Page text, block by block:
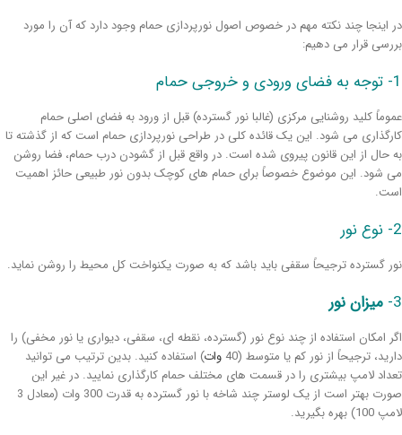
اینجا چند نکته مهم در خصوص اصول نورپردازی حمام وجود دارد که آن را مورد
قرار می دهیم:
کلید روشنایی مرکزی (غالبا نور گسترده) قبل از ورود به فضای اصلی حمام
می شود. این یک قائده کلی در طراحی نورپردازی حمام است که از گذشته تا
حال از این قانون پیروی شده است. در واقع قبل از گشودن درب حمام، فضا روشن
شود. این موضوع خصوصاً برای حمام های کوچک بدون نور طبیعی حائز اهمیت
گسترده ترجیحاً سقفی باید باشد که به صورت یکنواخت کل محیط را روشن نماید.
میزان نور
امکان استفاده از چند نوع نور (گسترده، نقطه ای، سقفی، دیواری یا نور مخفی) را
ترجیحاً از نور کم یا متوسط (40
وات) استفاده کنید. بدین ترتیب می توانید
لامپ بیشتری را در قسمت های مختلف حمام کارگذاری نمایید. در غیر این
صورت بهتر است از یک لوستر چند شاخه با نور گسترده به قدرت 300 وات (معادل 3
بهره بگیرید.